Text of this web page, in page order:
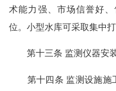
术能力强、市场信誉好
位。小型水库可采取集中
第十三条 监测仪器安装
第十四条 监测设施施